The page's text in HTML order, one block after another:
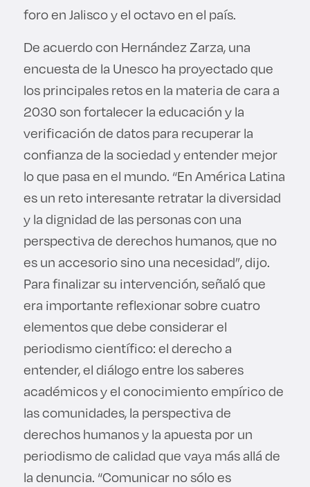
foro en Jalisco y el octavo en el país.
De acuerdo con Hernández Zarza, una
encuesta de la Unesco ha proyectado que
los principales retos en la materia de cara a
2030 son fortalecer la educación y la
verificación de datos para recuperar la
confianza de la sociedad y entender mejor
lo que pasa en el mundo. “En América Latina
es un reto interesante retratar la diversidad
y la dignidad de las personas con una
perspectiva de derechos humanos, que no
es un accesorio sino una necesidad”, dijo.
Para finalizar su intervención, señaló que
era importante reflexionar sobre cuatro
elementos que debe considerar el
periodismo científico: el derecho a
entender, el diálogo entre los saberes
académicos y el conocimiento empírico de
las comunidades, la perspectiva de
derechos humanos y la apuesta por un
periodismo de calidad que vaya más allá de
la denuncia. “Comunicar no sólo es